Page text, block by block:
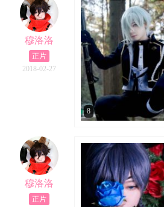
穆洛洛
正片
2018-02-27
8
穆洛洛
正片